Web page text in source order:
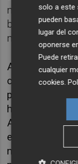
búsqueda de
materialista.
A pesar de los
corrupción que
pasado,
haya aprendido
Argumenta
está
necesitan
solo a este
pueden
lugar del
oponerse
Puede
cualquier
cookies .